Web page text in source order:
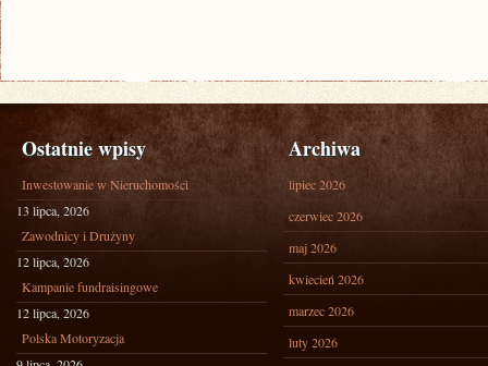
Ostatnie wpisy
Inwestowanie w Nieruchomości
13 lipca, 2026
Zawodnicy i Drużyny
12 lipca, 2026
Kampanie fundraisingowe
12 lipca, 2026
Polska Motoryzacja
Archiwa
lipiec 2026
czerwiec 2026
maj 2026
kwiecień 2026
marzec 2026
luty 2026